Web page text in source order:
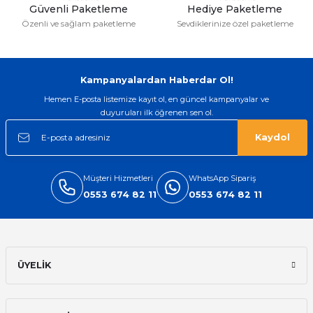
Güvenli Paketleme
Özenli ve sağlam paketleme
Hediye Paketleme
Sevdiklerinize özel paketleme
Kampanyalardan Haberdar Ol!
Hemen E-posta listemize kayıt ol, en güncel kampanyalar ve
duyuruları ilk öğrenen sen ol.
Kaydol
Müşteri Hizmetleri
0553 674 82 11
WhatsApp Sipariş
0553 674 82 11
ÜYELİK